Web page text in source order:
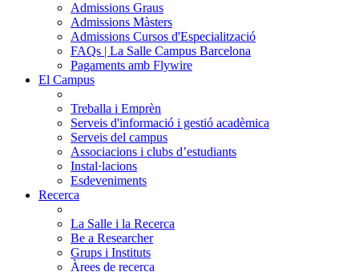
Admissions Graus
Admissions Màsters
Admissions Cursos d'Especialització
FAQs | La Salle Campus Barcelona
Pagaments amb Flywire
El Campus
Treballa i Emprèn
Serveis d'informació i gestió acadèmica
Serveis del campus
Associacions i clubs d’estudiants
Instal·lacions
Esdeveniments
Recerca
La Salle i la Recerca
Be a Researcher
Grups i Instituts
Àrees de recerca